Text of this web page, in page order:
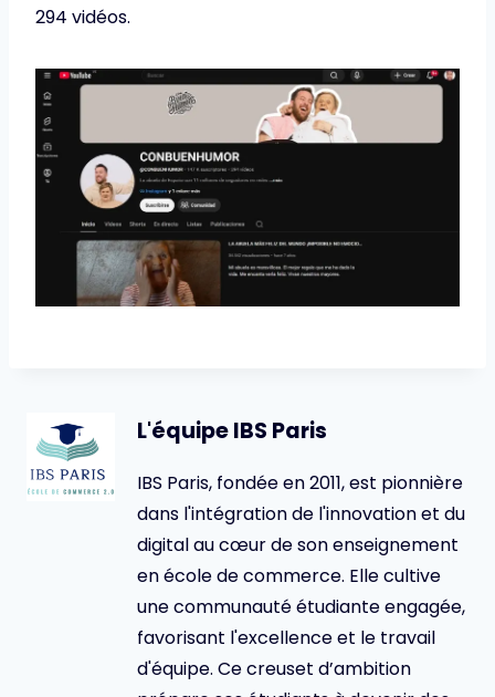
294 vidéos.
L'équipe IBS Paris
IBS Paris, fondée en 2011, est pionnière
dans l'intégration de l'innovation et du
digital au cœur de son enseignement
en école de commerce. Elle cultive
une communauté étudiante engagée,
favorisant l'excellence et le travail
d'équipe. Ce creuset d’ambition